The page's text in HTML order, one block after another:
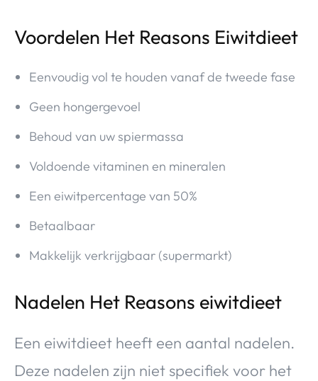
Voordelen Het Reasons Eiwitdieet
Eenvoudig vol te houden vanaf de tweede fase
Geen hongergevoel
Behoud van uw spiermassa
Voldoende vitaminen en mineralen
Een eiwitpercentage van 50%
Betaalbaar
Makkelijk verkrijgbaar (supermarkt)
Nadelen Het Reasons eiwitdieet
Een eiwitdieet heeft een aantal nadelen.
Deze nadelen zijn niet specifiek voor het